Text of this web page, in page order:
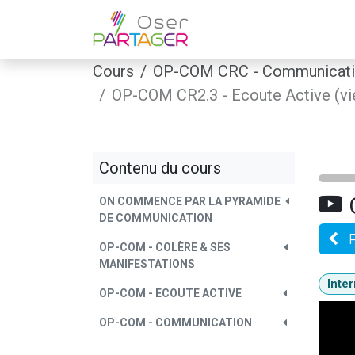
Se rendre au contenu
Cours
OP-COM CRC -
OP-COM CR2.3 - Ecoute Active
Contenu du cours
ON COMMENCE PAR LA PYRAMIDE
DE COMMUNICATION
OP-COM - COLÈRE & SES
MANIFESTATIONS
OP-COM - ECOUTE ACTIVE
OP-COM - COMMUNICATION